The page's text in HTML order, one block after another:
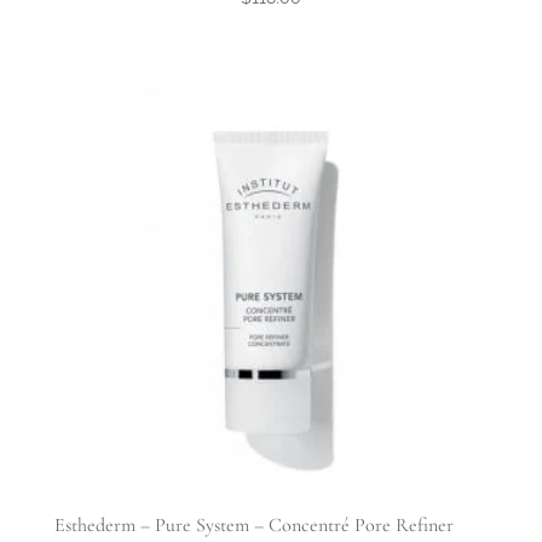
Esthederm – Pure System – Concentré Pore Refiner